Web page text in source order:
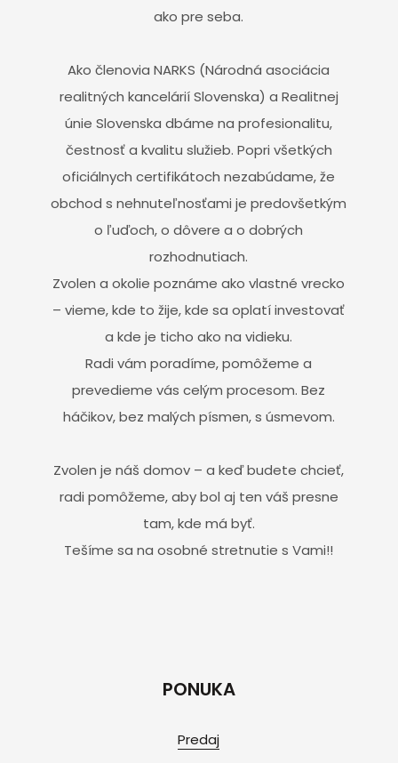
ako pre seba.
Ako členovia NARKS (Národná asociácia
realitných kancelárií Slovenska) a Realitnej
únie Slovenska dbáme na profesionalitu,
čestnosť a kvalitu služieb. Popri všetkých
oficiálnych certifikátoch nezabúdame, že
obchod s nehnuteľnosťami je predovšetkým
o ľuďoch, o dôvere a o dobrých
rozhodnutiach.
Zvolen a okolie poznáme ako vlastné vrecko
– vieme, kde to žije, kde sa oplatí investovať
a kde je ticho ako na vidieku.
Radi vám poradíme, pomôžeme a
prevedieme vás celým procesom. Bez
háčikov, bez malých písmen, s úsmevom.
Zvolen je náš domov – a keď budete chcieť,
radi pomôžeme, aby bol aj ten váš presne
tam, kde má byť.
Tešíme sa na osobné stretnutie s Vami!!
PONUKA
Predaj